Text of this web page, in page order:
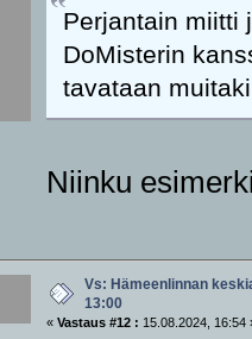
Perjantain miitti
DoMisterin
tavataan
Niinku
Vs: Hämeenlinnan
13:00
« Vastaus #12 : 15.08.2024, 16:54